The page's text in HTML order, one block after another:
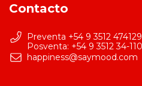
Contacto
Preventa +54 9 3512 474129
happiness@saymood.com